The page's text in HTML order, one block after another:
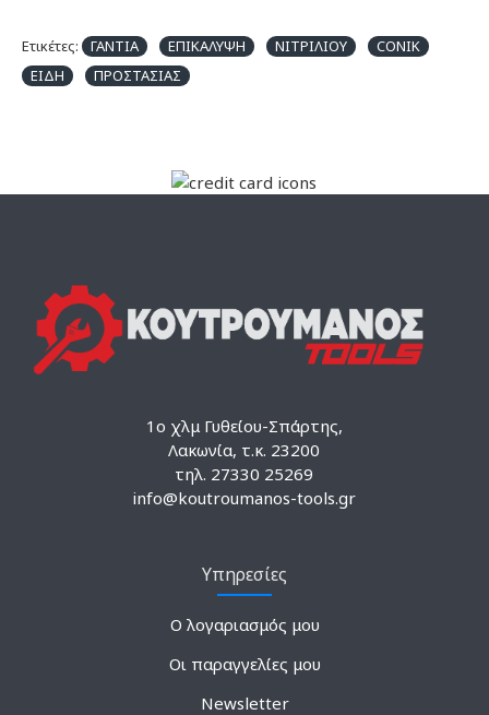
Ετικέτες: ΓΑΝΤΙΑ ΕΠΙΚΑΛΥΨΗ ΝΙΤΡΙΛΙΟΥ
CONIK
ΕΙΔΗ
ΠΡΟΣΤΑΣΙΑΣ
1ο χλμ Γυθείου-Σπάρτης,
Λακωνία, τ.κ. 23200
τηλ. 27330 25269
info@koutroumanos-tools.gr
Υπηρεσίες
Ο λογαριασμός μου
Οι παραγγελίες μου
Newsletter